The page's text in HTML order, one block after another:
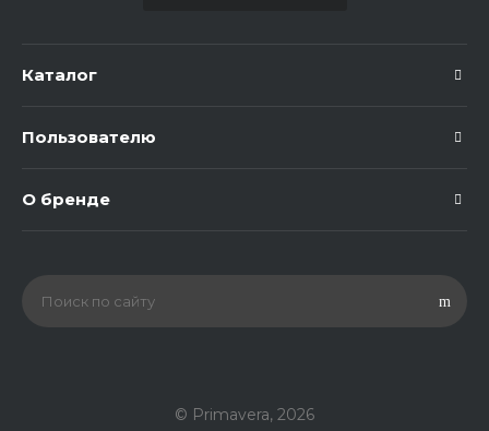
Каталог
Пользователю
О бренде
© Primavera, 2026